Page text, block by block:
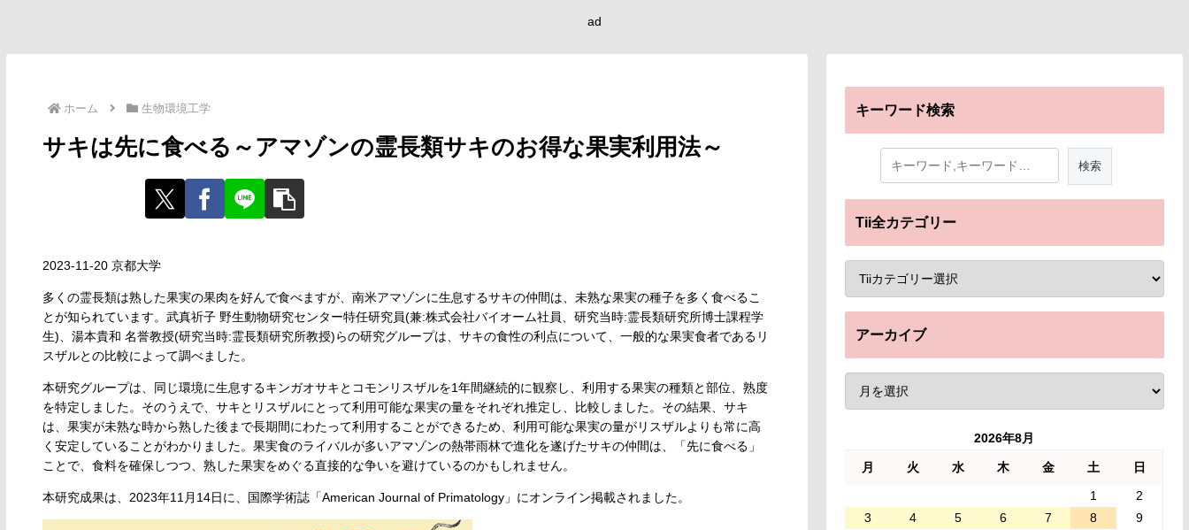
ad
ホーム 生物環境工学
サキは先に食べる～アマゾンの霊長類サキのお得な果実利用法～
2023-11-20 京都大学
多くの霊長類は熟した果実の果肉を好んで食べますが、南米アマゾンに生息するサキの仲間は、未熟な果実の種子を多く食べるこ
とが知られています。武真祈子 野生動物研究センター特任研究員(兼:株式会社バイオーム社員、研究当時:霊長類研究所博士課程学
生)、湯本貴和 名誉教授(研究当時:霊長類研究所教授)らの研究グループは、サキの食性の利点について、一般的な果実食者であるリ
スザルとの比較によって調べました。
本研究グループは、同じ環境に生息するキンガオサキとコモンリスザルを1年間継続的に観察し、利用する果実の種類と部位、熟度
を特定しました。そのうえで、サキとリスザルにとって利用可能な果実の量をそれぞれ推定し、比較しました。その結果、サキ
は、果実が未熟な時から熟した後まで長期間にわたって利用することができるため、利用可能な果実の量がリスザルよりも常に高
く安定していることがわかりました。果実食のライバルが多いアマゾンの熱帯雨林で進化を遂げたサキの仲間は、「先に食べる」
ことで、食料を確保しつつ、熟した果実をめぐる直接的な争いを避けているのかもしれません。
本研究成果は、2023年11月14日に、国際学術誌「American Journal of Primatology」にオンライン掲載されました。
キーワード検索
Tii全カテゴリー
アーカイブ
2026年8月
月 火 水 木 金 土
日
1
2
3
4 5 6 7 8
9